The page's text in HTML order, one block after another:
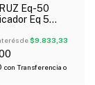
Eq-50
Eq 5
de$9.833,33
con Transferencia o